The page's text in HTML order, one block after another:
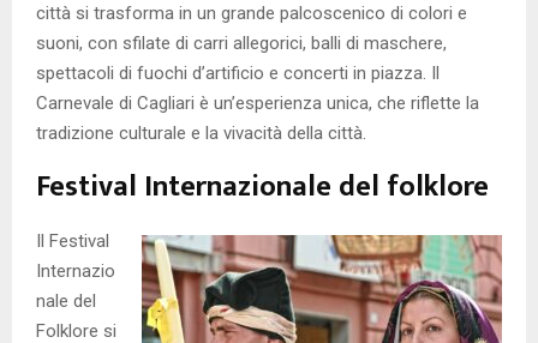
città si trasforma in un grande palcoscenico di colori e
suoni, con sfilate di carri allegorici, balli di maschere,
spettacoli di fuochi d’artificio e concerti in piazza. Il
Carnevale di Cagliari è un’esperienza unica, che riflette la
tradizione culturale e la vivacità della città.
Festival Internazionale del folklore
Il Festival
Internazio
nale del
Folklore si